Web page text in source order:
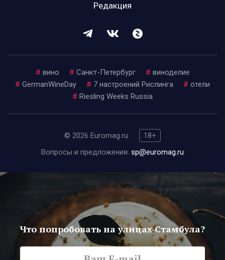
Редакция
# вино # Санкт-Петербург # виноделие
# GermanWineDay # 7 настроений Рислинга # отели
# Riesling Weeks Russia
© 2026 Euromag.ru
18+
Вопросы и предложения: sp@euromag.ru
Что попробовать на улицах Стамбула?